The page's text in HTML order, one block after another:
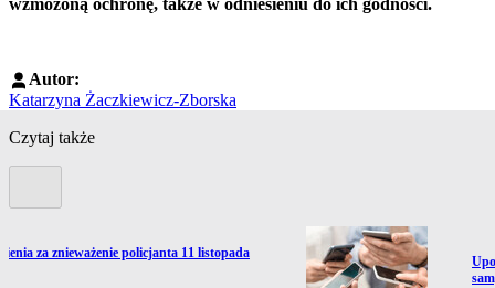
Autor:
Katarzyna Żaczkiewicz-Zborska
Czytaj także
za znieważenie policjanta 11 listopada